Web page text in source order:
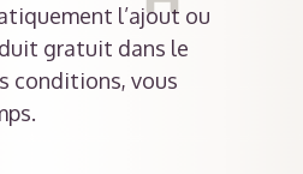
l’ajout ou
gratuit dans le
conditions, vous